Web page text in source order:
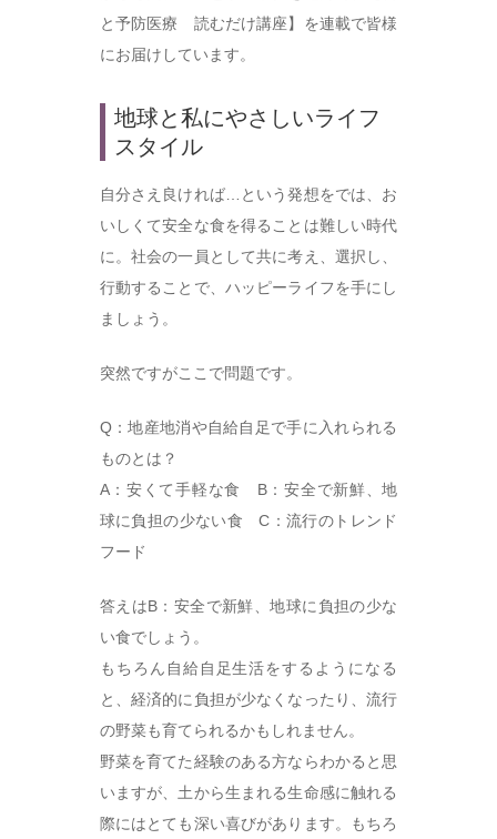
と予防医療 読むだけ講座】を連載で皆様
にお届けしています。
地球と私にやさしいライフ
スタイル
自分さえ良ければ…という発想をでは、お
いしくて安全な食を得ることは難しい時代
に。社会の一員として共に考え、選択し、
行動することで、ハッピーライフを手にし
ましょう。
突然ですがここで問題です。
Q：地産地消や自給自足で手に入れられる
ものとは？
A：安くて手軽な食 B：安全で新鮮、地
球に負担の少ない食 C：流行のトレンド
フード
答えはB：安全で新鮮、地球に負担の少な
い食でしょう。
もちろん自給自足生活をするようになる
と、経済的に負担が少なくなったり、流行
の野菜も育てられるかもしれません。
野菜を育てた経験のある方ならわかると思
いますが、土から生まれる生命感に触れる
際にはとても深い喜びがあります。もちろ